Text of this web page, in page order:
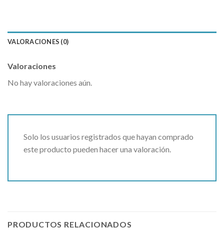
VALORACIONES (0)
Valoraciones
No hay valoraciones aún.
Solo los usuarios registrados que hayan comprado
este producto pueden hacer una valoración.
PRODUCTOS RELACIONADOS